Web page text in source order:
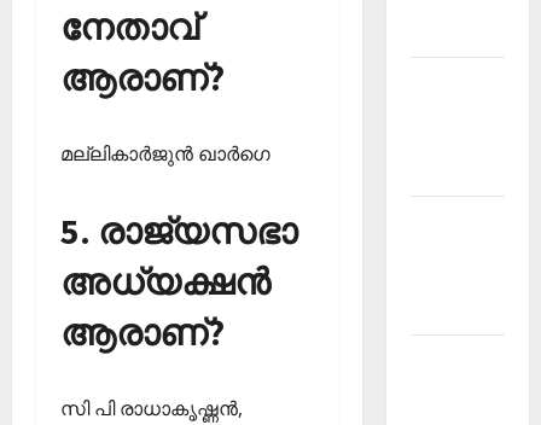
നേതാവ്
ആരാണ്?
മല്ലികാര്‍ജുന്‍ ഖാര്‍ഗെ
5. രാജ്യസഭാ
അധ്യക്ഷന്‍
ആരാണ്?
സി പി രാധാകൃഷ്ണന്‍,